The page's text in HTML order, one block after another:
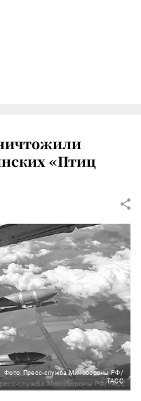
«Птиц
Фото: Пресс-служба Минобороны РФ/
ТАСС